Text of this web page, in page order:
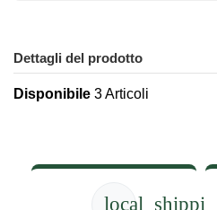
Dettagli del prodotto
Disponibile 3 Articoli
local_shipping